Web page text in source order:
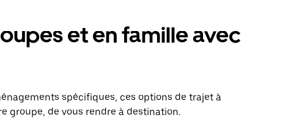
et en famille avec
spécifiques, ces options de trajet à
groupe, de vous rendre à destination.